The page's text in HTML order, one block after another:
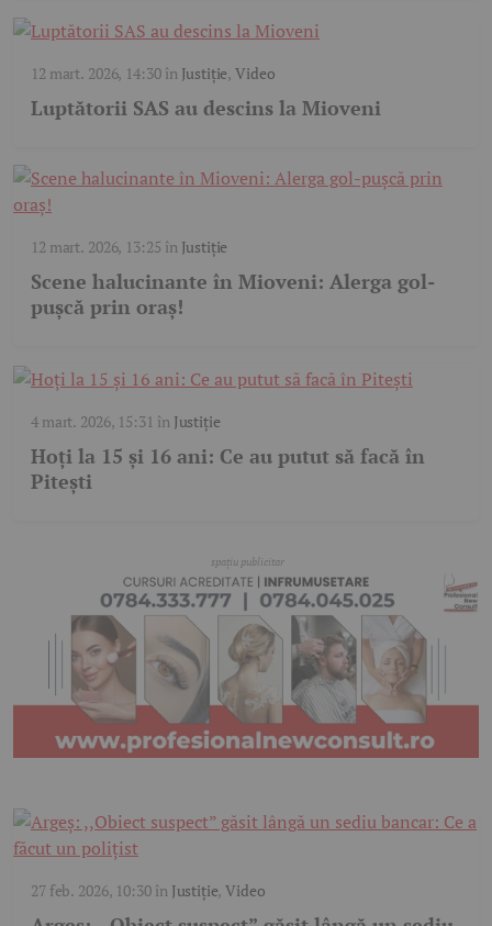
12 mart. 2026, 14:30în Justiție,Video
Luptătorii SAS au descins la Mioveni
12 mart. 2026, 13:25 în Justiție
Scene halucinante în Mioveni: Alerga gol-
pușcă prin oraș!
4 mart. 2026, 15:31 în Justiție
Hoți la 15 și 16 ani: Ce au putut să facă în
Pitești
27 feb. 2026, 10:30în Justiție,Video